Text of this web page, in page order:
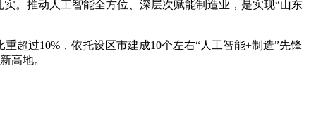
推动人工智能全方位、深层次赋能制造业，是实现“山东
过10%，依托设区市建成10个左右“人工智能+制造”先锋
高地。